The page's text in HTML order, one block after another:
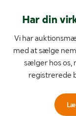
Har din
Vi har
med at sælge
sælger hos os,
registrerede